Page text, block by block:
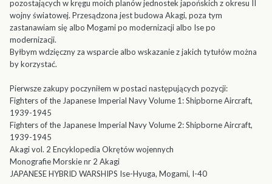
pozostających w kręgu moich planów jednostek japońskich z okresu II
wojny światowej. Przesądzona jest budowa Akagi, poza tym
zastanawiam się albo Mogami po modernizacji albo Ise po
modernizacji.
Byłbym wdzięczny za wsparcie albo wskazanie z jakich tytułów można
by korzystać.
Pierwsze zakupy poczyniłem w postaci następujących pozycji:
Fighters of the Japanese Imperial Navy Volume 1: Shipborne Aircraft,
1939-1945
Fighters of the Japanese Imperial Navy Volume 2: Shipborne Aircraft,
1939-1945
Akagi vol. 2 Encyklopedia Okrętów wojennych
Monografie Morskie nr 2 Akagi
JAPANESE HYBRID WARSHIPS Ise-Hyuga, Mogami, I-40